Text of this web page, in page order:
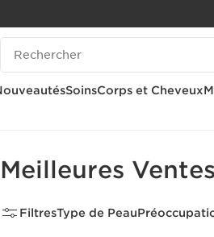
ALLER AU CONTENU
CONSULTER LE PIED DE PAGE
OUTIL D'ACCESSIBILITÉ
Historique des recherches
SoinsCorps et Cheveux
Meilleures Ventes
FiltresType de Peau